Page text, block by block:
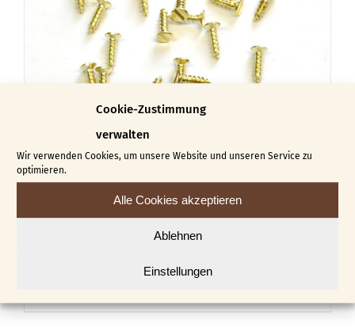
Cookie-Zustimmung
verwalten
Wir verwenden Cookies, um unsere Website und unseren Service zu
optimieren.
Alle Cookies akzeptieren
Ablehnen
Einstellungen
Optionen
können
der
Produktseite
gewählt
Flachkopfschrauben
5,30
Produkt